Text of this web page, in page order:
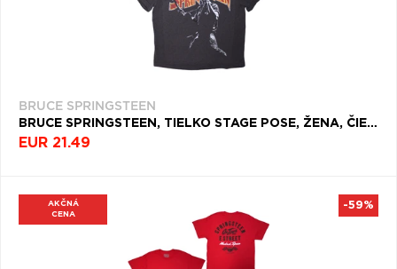
BRUCE SPRINGSTEEN
BRUCE SPRINGSTEEN, TIELKO STAGE POSE, ŽENA, ČIERNA
EUR 21.49
AKČNÁ
CENA
-59%